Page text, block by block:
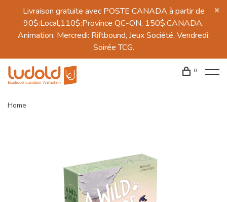
Livraison gratuite avec POSTE CANADA à partir de
90$:Local,110$:Province QC-ON, 150$:CANADA.
Animation: Mercredi: Riftbound, Jeux Société, Vendredi:
Soirée TCG.
0
Home